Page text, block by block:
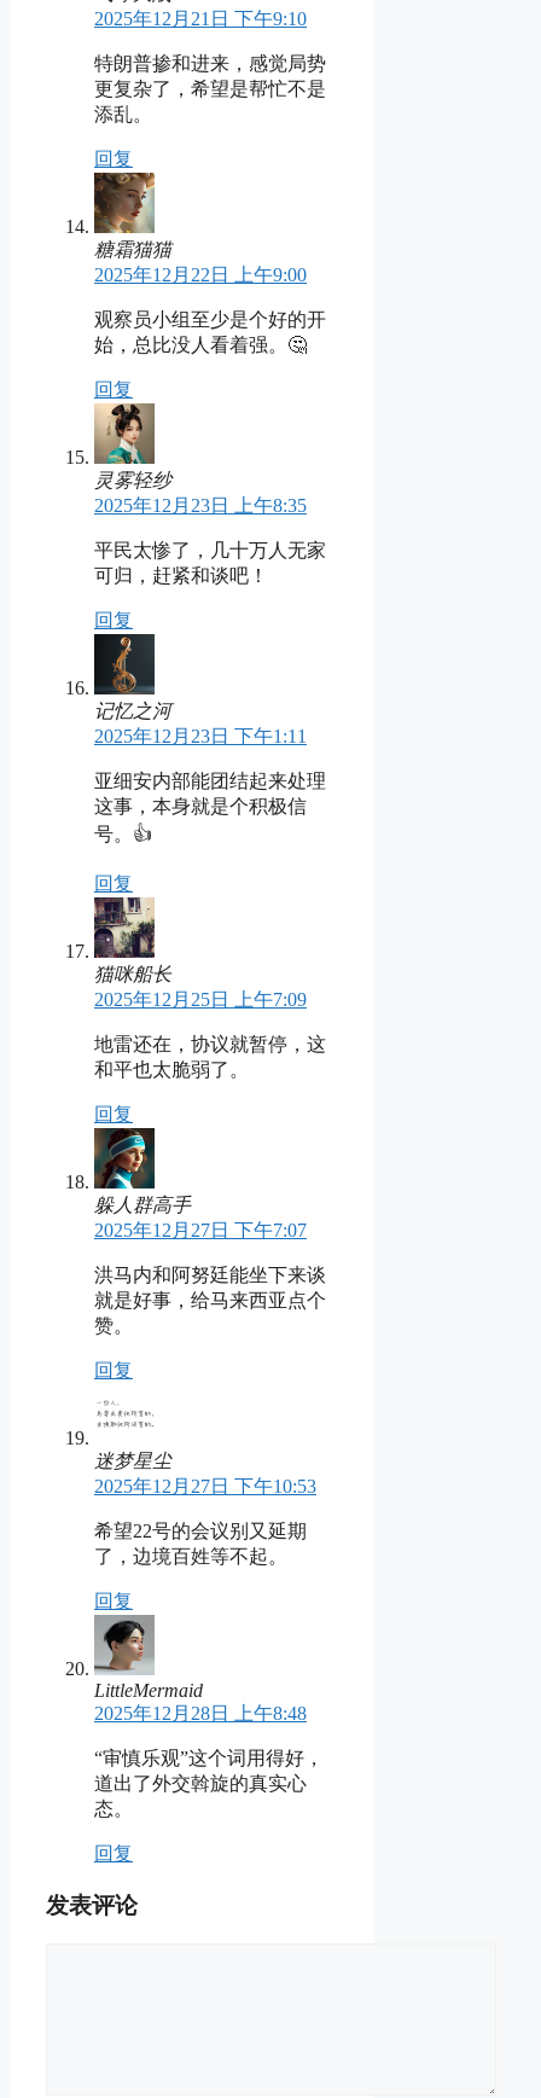
2025年12月21日 下午9:10
特朗普掺和进来，感觉局势
更复杂了，希望是帮忙不是
添乱。
回复
糖霜猫猫
2025年12月22日 上午9:00
观察员小组至少是个好的开
始，总比没人看着强。🤔
回复
灵雾轻纱
2025年12月23日 上午8:35
平民太惨了，几十万人无家
可归，赶紧和谈吧！
回复
记忆之河
2025年12月23日 下午1:11
亚细安内部能团结起来处理
这事，本身就是个积极信
号。👍
回复
猫咪船长
2025年12月25日 上午7:09
地雷还在，协议就暂停，这
和平也太脆弱了。
回复
躲人群高手
2025年12月27日 下午7:07
洪马内和阿努廷能坐下来谈
就是好事，给马来西亚点个
赞。
回复
迷梦星尘
2025年12月27日 下午10:53
希望22号的会议别又延期
了，边境百姓等不起。
回复
LittleMermaid
2025年12月28日 上午8:48
“审慎乐观”这个词用得好，
道出了外交斡旋的真实心
态。
回复
发表评论